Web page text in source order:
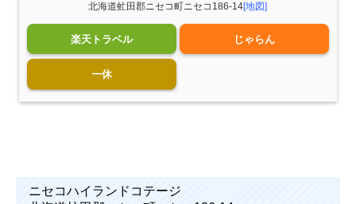
北海道虻田郡ニセコ町ニセコ186-14[地図]
楽天トラベル じゃらん
一休
ニセコハイランドコテージ